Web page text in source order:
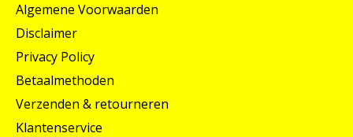
Algemene Voorwaarden
Disclaimer
Privacy Policy
Betaalmethoden
Verzenden & retourneren
Klantenservice